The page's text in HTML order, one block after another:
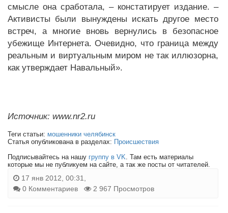
смысле она сработала, – констатирует издание. –
Активисты были вынуждены искать другое место
встреч, а многие вновь вернулись в безопасное
убежище Интернета. Очевидно, что граница между
реальным и виртуальным миром не так иллюзорна,
как утверждает Навальный».
Источник: www.nr2.ru
Теги статьи: мошенники челябинск
Статья опубликована в разделах: Происшествия
Подписывайтесь на нашу группу в VK. Там есть материалы
которые мы не публикуем на сайте, а так же посты от читателей.
17 янв 2012, 00:31,
0 Комментариев
2 967 Просмотров